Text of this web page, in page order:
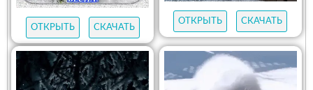
ОТКРЫТЬ СКАЧАТЬ
ОТКРЫТЬ СКАЧАТЬ